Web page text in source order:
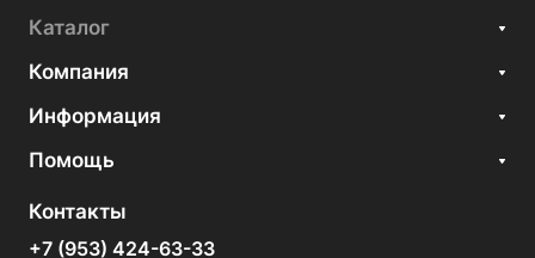
Каталог
Компания
Информация
Помощь
Контакты
+7 (953) 424-63-33